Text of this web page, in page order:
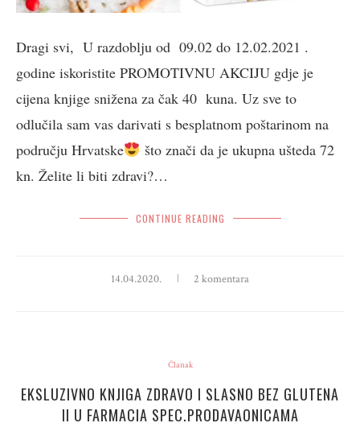
Dragi svi, U razdoblju od 09.02 do 12.02.2021 .
godine iskoristite PROMOTIVNU AKCIJU gdje je
cijena knjige snižena za čak 40 kuna. Uz sve to
odlučila sam vas darivati s besplatnom poštarinom na
području Hrvatske
što znači da je ukupna ušteda 72
kn. Želite li biti zdravi?…
CONTINUE READING
14.04.2020. 2 komentara
Članak
EKSLUZIVNO KNJIGA ZDRAVO I SLASNO BEZ GLUTENA
II U FARMACIA SPEC.PRODAVAONICAMA